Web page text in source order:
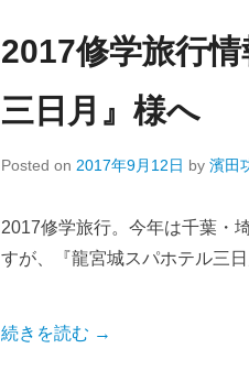
2017修学旅行
三日月』様へ
Posted on 2017年9月12日 by 濱田
2017修学旅行。今年は千葉・
すが、『龍宮城スパホテル三
続きを読む →